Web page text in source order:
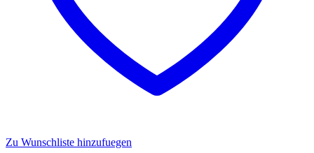
Zu Wunschliste hinzufuegen